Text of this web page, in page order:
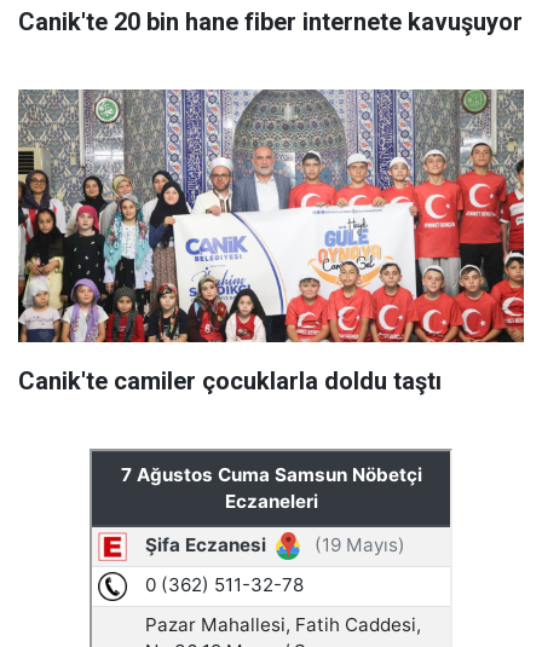
Canik'te 20 bin hane fiber internete kavuşuyor
Canik'te camiler çocuklarla doldu taştı